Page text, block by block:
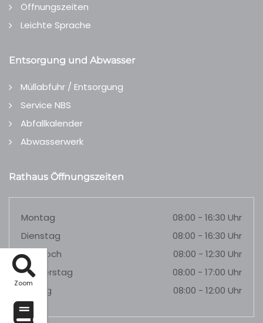
Zoom
Öffnungszeiten
Leichte Sprache
Entsorgung und Abwasser
Müllabfuhr / Entsorgung
Service NBS
Abfallkalender
Abwasserwerk
Rathaus Öffnungszeiten
Montag
08:00 - 16:30 Uhr
Dienstag
08:00 - 16:30 Uhr
Mittwoch
08:00 - 12:30 Uhr
Donnerstag
08:00 - 17:00 Uhr
Freitag
08:00 - 12:00 Uhr